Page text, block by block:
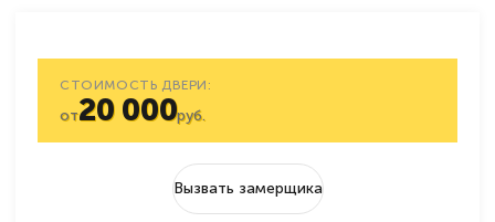
СТОИМОСТЬ ДВЕРИ:
от20 000руб.
Вызвать замерщика